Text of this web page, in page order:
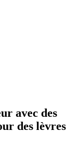
avec des
des lèvres